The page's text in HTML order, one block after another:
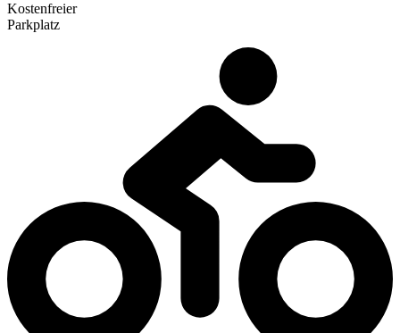
Kostenfreier
Parkplatz